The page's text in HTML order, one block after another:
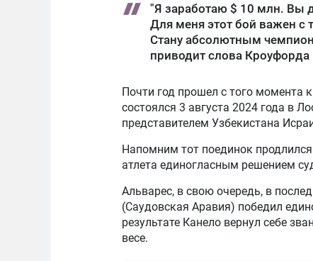
"Я заработаю $ 10 млн. Вы
Для меня этот бой важен с
Стану абсолютным
приводит слова Кроуфорда
Почти год прошел с того момента
состоялся 3 августа 2024 года в
представителем Узбекистана
Напомним тот поединок
атлета единогласным решением
Альварес, в свою очередь, в
(Саудовская Аравия) победил
результате Канело вернул себе
весе.